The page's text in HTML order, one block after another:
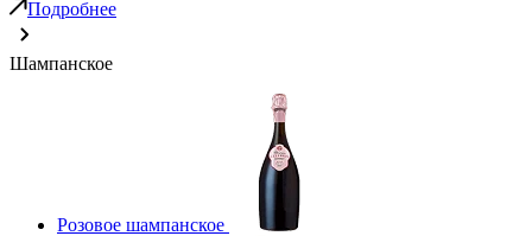
Подробнее
Шампанское
Розовое шампанское